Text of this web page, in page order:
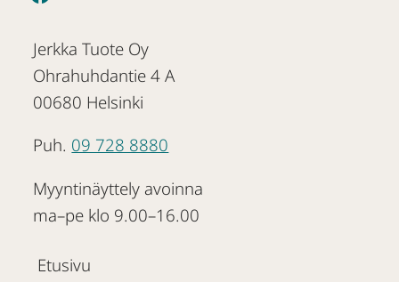
Jerkka Tuote Oy
Ohrahuhdantie 4 A
00680 Helsinki
Puh. 09 728 8880
Myyntinäyttely avoinna
ma–pe klo 9.00–16.00
Etusivu